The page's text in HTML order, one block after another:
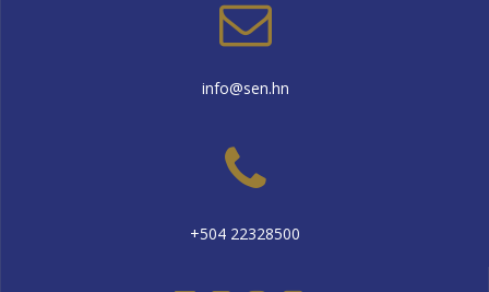
info@sen.hn
+504 22328500